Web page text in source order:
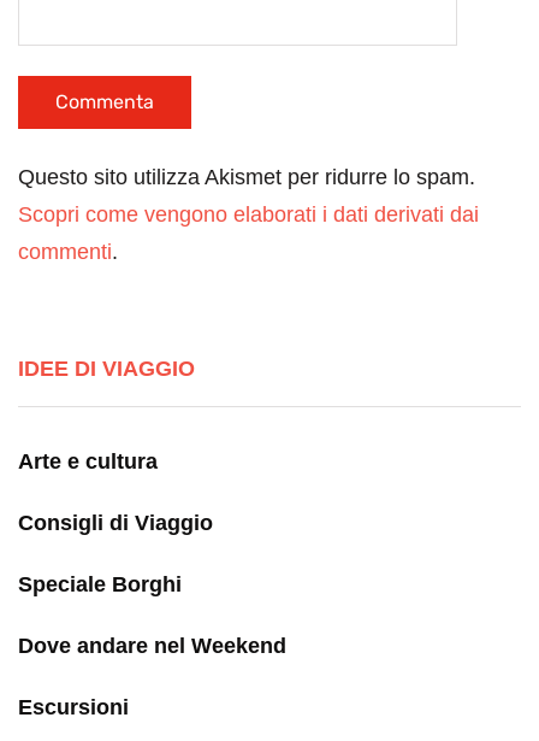
Questo sito utilizza Akismet per ridurre lo spam.
Scopri come vengono elaborati i dati derivati dai
commenti.
IDEE DI VIAGGIO
Arte e cultura
Consigli di Viaggio
Speciale Borghi
Dove andare nel Weekend
Escursioni